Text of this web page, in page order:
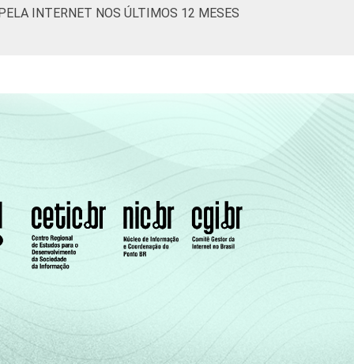
INTERNET NOS ÚLTIMOS 12 MESES